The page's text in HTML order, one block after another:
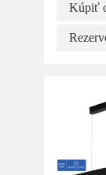
Kúpiť